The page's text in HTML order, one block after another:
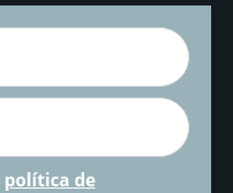
política de